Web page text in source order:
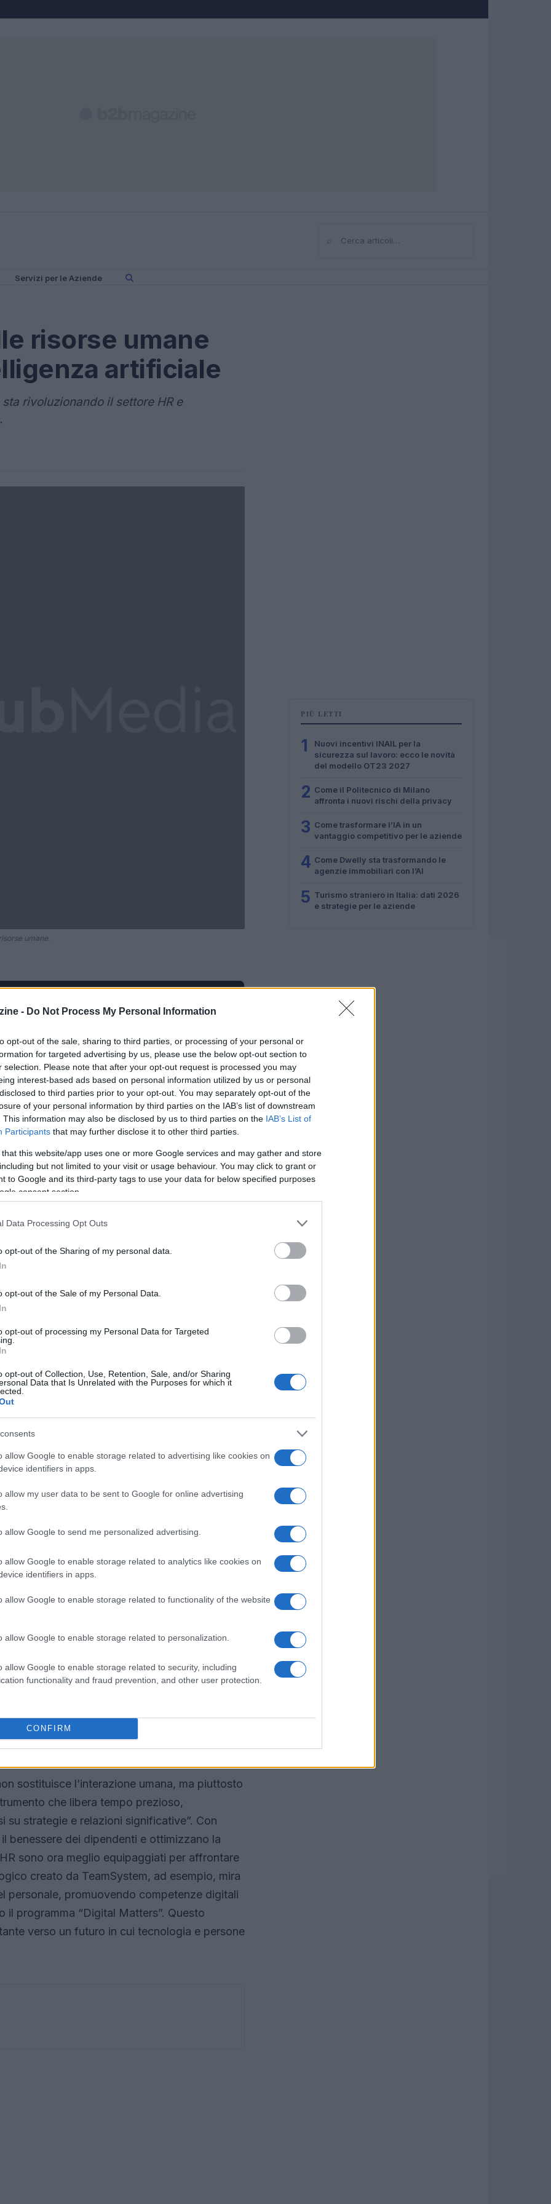
- Do Not Process My Personal Information
opt-out of the sale, sharing to third parties, or processing of your personal or
for targeted advertising by us, please use the below opt-out section to
selection. Please note that after your opt-out request is processed you may
interest-based ads based on personal information utilized by us or personal
to third parties prior to your opt-out. You may separately opt-out of the
of your personal information by third parties on the IAB’s list of downstream
This information may also be disclosed by us to third parties on the IAB’s List of
Participants that may further disclose it to other third parties.
that this website/app uses one or more Google services and may gather and store
but not limited to your visit or usage behaviour. You may click to grant or
to Google and its third-party tags to use your data for below specified purposes
consent section.
Data Processing Opt Outs
opt-out of the Sharing of my personal data.
opt-out of the Sale of my Personal Data.
opt-out of processing my Personal Data for Targeted
opt-out of Collection, Use, Retention, Sale, and/or Sharing
Data that Is Unrelated with the Purposes for which it
allow Google to enable storage related to advertising like cookies on
identifiers in apps.
allow my user data to be sent to Google for online advertising
allow Google to send me personalized advertising.
allow Google to enable storage related to analytics like cookies on
identifiers in apps.
allow Google to enable storage related to functionality of the website
allow Google to enable storage related to personalization.
allow Google to enable storage related to security, including
functionality and fraud prevention, and other user protection.
CONFIRM
⌕Cerca
Servizi per le Aziende
risorse umane
artificiale
rivoluzionando il settore HR e
umane.
POWERED BY AdhubMedia
umane
si stanno affermando come un elemento
L’adozione di soluzioni tecnologiche
(AI), sta ridefinendo il modo in cui le
Secondo il
almeno un’area operativa, un incremento
cambiamento non solo migliora
opportunità per ottimizzare le relazioni
del personale
la semplice automazione di compiti ripetitivi.
avanzati per analizzare ibig datae
i pregiudizi nei processi di assunzione.
People & Culture Officer di TeamSystem,
complessi, semplificando i processi e
approccio consente ai professionisti HR di
ambienti di lavoro inclusivi e promuovere
e umanità
sostituisce l’interazione umana, ma piuttosto
che libera tempo prezioso,
su strategie e relazioni significative”. Con
benessere dei dipendenti e ottimizzano la
sono ora meglio equipaggiati per affrontare
creato da TeamSystem, ad esempio, mira
personale, promuovendo competenze digitali
programma “Digital Matters”. Questo
verso un futuro in cui tecnologia e persone
PIÙ LETTI
1
Nuovi incentivi INAIL per la
sicurezza sul lavoro: ecco le novità
del modello OT23 2027
2 Come il Politecnico di Milano
affronta i nuovi rischi della privacy
3 Come trasformare l’IA in un
vantaggio competitivo per le aziende
4 Come Dwelly sta trasformando le
agenzie immobiliari con l’AI
5 Turismo straniero in Italia: dati 2026
e strategie per le aziende